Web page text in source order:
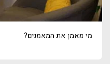
מי מאמן את המאמנים?